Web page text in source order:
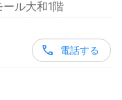
ル大和1階
電話する